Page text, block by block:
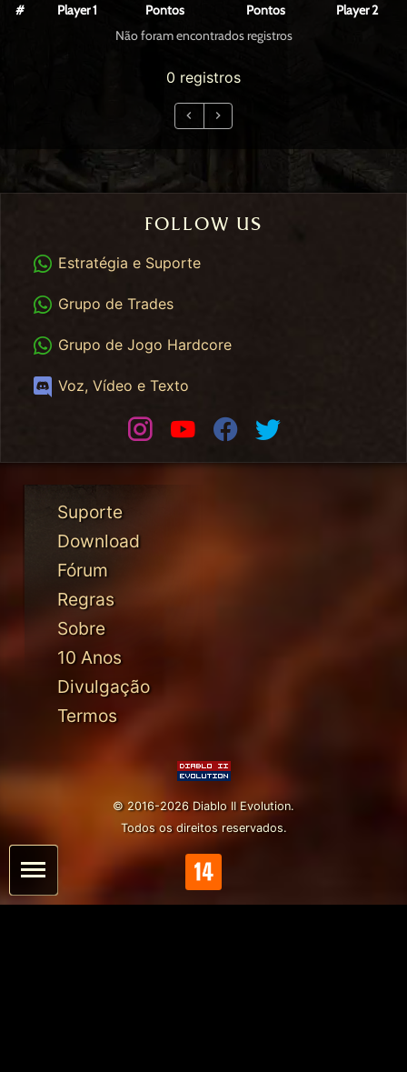
# Player 1 Pontos Pontos
Player 2
Não foram encontrados registros
0 registros
FOLLOW US
WhatsApp
Estratégia e Suporte
WhatsApp Trades
Grupo de Trades
WhatsApp HC
Grupo de Jogo Hardcore
Discord
Voz, Vídeo e Texto
InstagramYoutubeFacebook
Suporte
Download
Fórum
Regras
Sobre
10 Anos
Divulgação
Termos
© 2016-2026 Diablo II Evolution.
Todos os direitos reservados.